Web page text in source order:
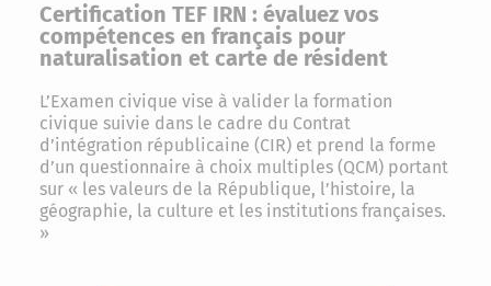
Certification TEF IRN : évaluez vos
compétences en français pour
naturalisation et carte de résident
L’Examen civique vise à valider la formation
civique suivie dans le cadre du Contrat
d’intégration républicaine (CIR) et prend la forme
d’un questionnaire à choix multiples (QCM) portant
sur « les valeurs de la République, l’histoire, la
géographie, la culture et les institutions françaises.
»